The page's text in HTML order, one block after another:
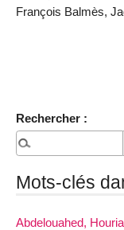
François Balmès,
Rechercher :
Mots-clés
Abdelouahed, Houria